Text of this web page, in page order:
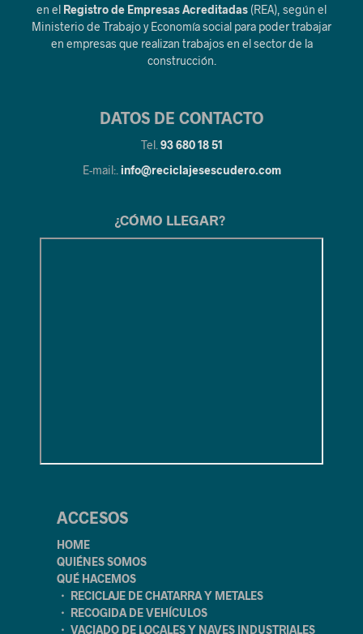
en el Registro de Empresas Acreditadas (REA), según el
Ministerio de Trabajo y Economía social para poder trabajar
en empresas que realizan trabajos en el sector de la
construcción.
DATOS DE CONTACTO
Tel. 93 680 18 51
E-mail:. info@reciclajesescudero.com
¿CÓMO LLEGAR?
ACCESOS
HOME
QUIÉNES SOMOS
QUÉ HACEMOS
・ RECICLAJE DE CHATARRA Y METALES
・ RECOGIDA DE VEHÍCULOS
・ VACIADO DE LOCALES Y NAVES INDUSTRIALES